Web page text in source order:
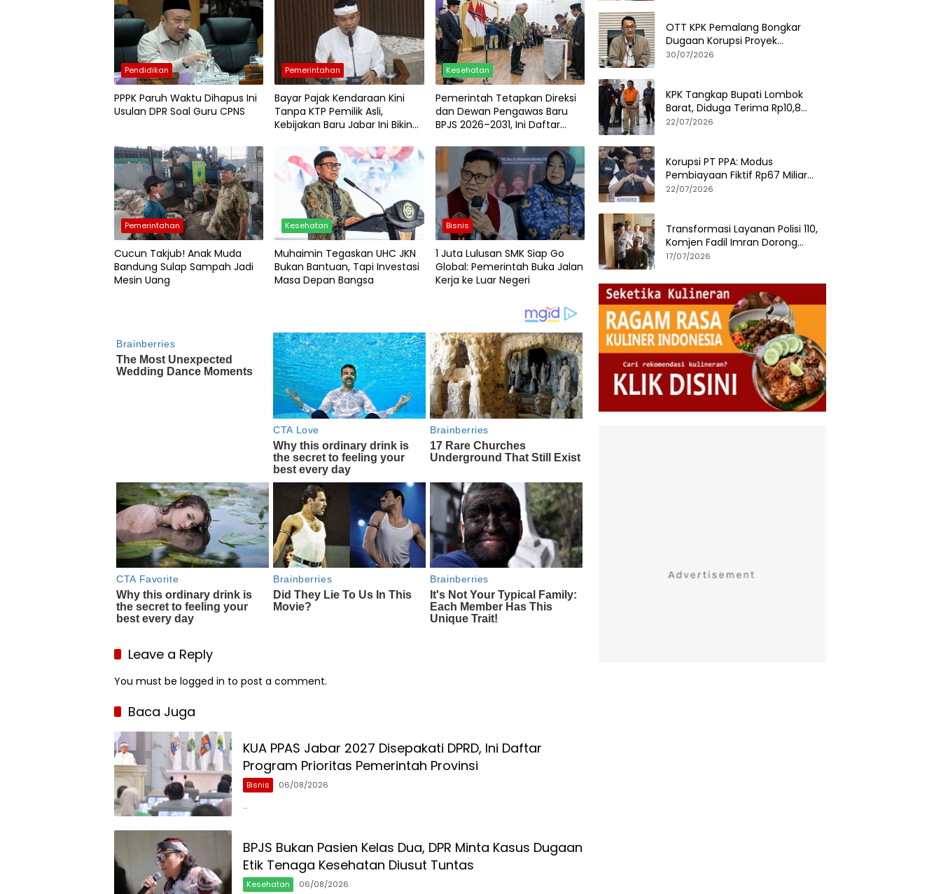
Pendidikan
PPPK Paruh Waktu Dihapus Ini
Usulan DPR Soal Guru CPNS
Pemerintahan
Bayar Pajak Kendaraan Kini
Tanpa KTP Pemilik Asli,
Kebijakan Baru Jabar Ini Bikin
Kesehatan
Pemerintah Tetapkan Direksi
dan Dewan Pengawas Baru
BPJS 2026–2031, Ini Daftar
Pemerintahan
Cucun Takjub! Anak Muda
Bandung Sulap Sampah Jadi
Mesin Uang
Kesehatan
Muhaimin Tegaskan UHC JKN
Bukan Bantuan, Tapi Investasi
Masa Depan Bangsa
Bisnis
1 Juta Lulusan SMK Siap Go
Global: Pemerintah Buka Jalan
Kerja ke Luar Negeri
Leave a Reply
You must be logged in to post a comment.
Baca Juga
KUA PPAS Jabar 2027 Disepakati DPRD, Ini Daftar
Program Prioritas Pemerintah Provinsi
Bisnis 06/08/2026
…
BPJS Bukan Pasien Kelas Dua, DPR Minta Kasus Dugaan
Etik Tenaga Kesehatan Diusut Tuntas
Kesehatan 06/08/2026
OTT KPK Pemalang Bongkar
Dugaan Korupsi Proyek
Pemerintah, Ini Fakta
30/07/2026
KPK Tangkap Bupati Lombok
Barat, Diduga Terima Rp10,8
Miliar dan Gratifikasi Alphard
22/07/2026
Korupsi PT PPA: Modus
Pembiayaan Fiktif Rp67 Miliar
Terbongkar, Negara Rugi Rp38,8
22/07/2026
Transformasi Layanan Polisi 110,
Komjen Fadil Imran Dorong
Respons Cepat dan Terintegrasi
17/07/2026